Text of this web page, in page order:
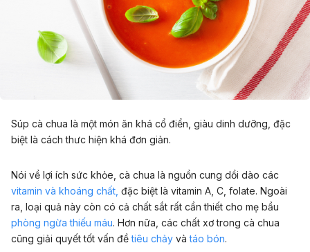
Súp cà chua là một món ăn khá cổ điển, giàu dinh dưỡng, đặc
biệt là cách thưc hiện khá đơn giản.
Nói về lợi ích sức khỏe, cà chua là nguồn cung dồi dào các
vitamin và khoáng chất, đặc biệt là vitamin A, C, folate. Ngoài
ra, loại quả này còn có cả chất sắt rất cần thiết cho mẹ bầu
phòng ngừa thiếu máu. Hơn nữa, các chất xơ trong cà chua
cũng giải quyết tốt vấn đềtiêu chảy vàtáo bón.